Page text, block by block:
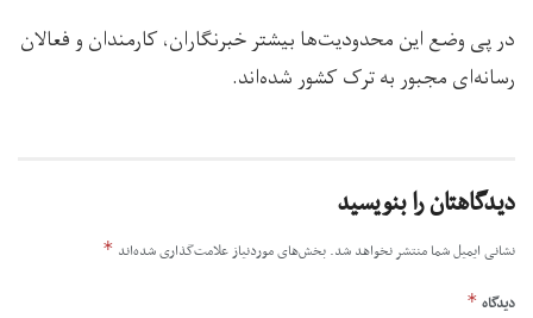
در پی وضع این محدودیت‌ها بیشتر خبرنگاران، کارمندان و فعالان
رسانه‌ای مجبور به ترک کشور شده‌اند.
دیدگاهتان را بنویسید
نشانی ایمیل شما منتشر نخواهد شد. بخش‌های موردنیاز علامت‌گذاری شده‌اند *
دیدگاه *